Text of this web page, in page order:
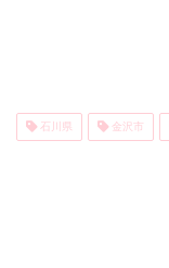
石川県 金沢市